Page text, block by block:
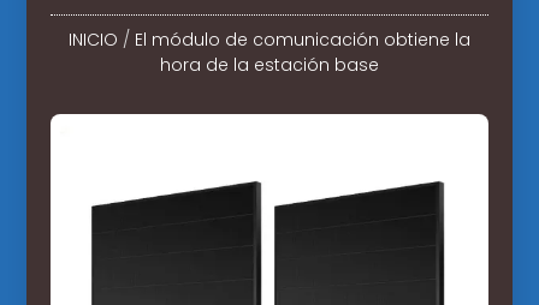
INICIO / El módulo de comunicación obtiene la
hora de la estación base